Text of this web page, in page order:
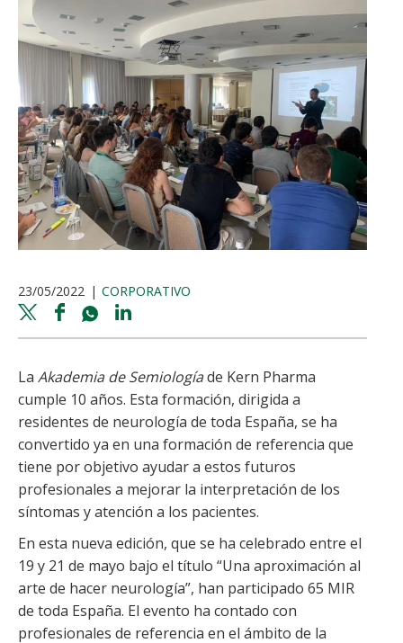
23/05/2022 CORPORATIVO
Twitter
share
Facebook
share
Whatsapp
shareshare
La Akademia de Semiologíade Kern Pharma
cumple 10 años. Esta formación, dirigida a
residentes de neurología de toda España, se ha
convertido ya en una formación de referencia que
tiene por objetivo ayudar a estos futuros
profesionales a mejorar la interpretación de los
síntomas y atención a los pacientes.
En esta nueva edición, que se ha celebrado entre el
19 y 21 de mayo bajo el título “Una aproximación al
arte de hacer neurología”, han participado 65 MIR
de toda España. El evento ha contado con
profesionales de referencia en el ámbito de la